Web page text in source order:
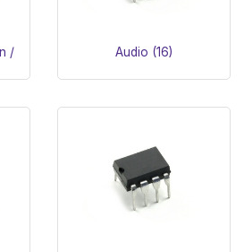
/
Audio (16)